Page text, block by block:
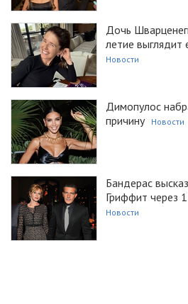
Дочь
летие выглядит
Новости
Димопулос
причину
Новости
Бандерас
Гриффит через
Новости